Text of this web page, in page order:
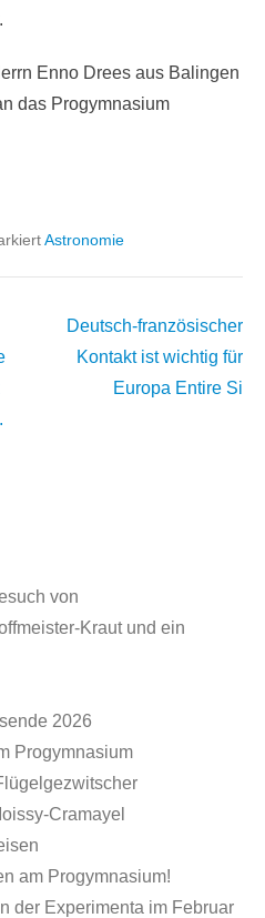
Enno Drees aus Balingen
das Progymnasium
Astronomie
Deutsch-französischer
Kontakt ist wichtig für
Europa Entire Si
von
Kraut und ein
2026
Progymnasium
Cramayel
am Progymnasium!
der Experimenta im Februar